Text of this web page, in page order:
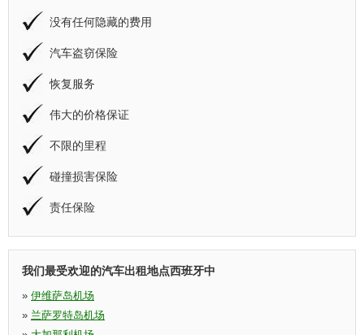
没有任何隐藏的费用
汽车盗窃保险
恢复服务
伟大的价格保证
不限的里程
碰撞损害保险
责任保险
我们最受欢迎的汽车出租地点西班牙中
» 伊维萨岛机场
» 兰萨罗特岛机场